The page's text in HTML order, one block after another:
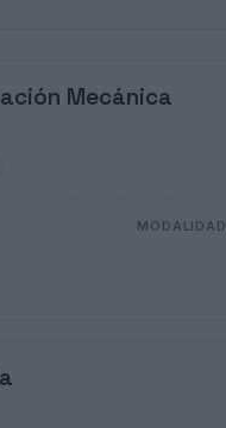
Mecánica
MODALIDAD